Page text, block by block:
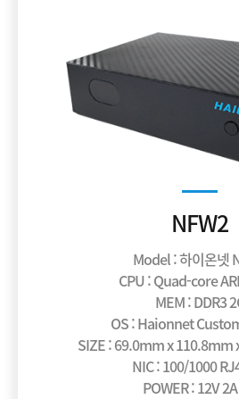
NFW2
Model : 하이온넷
CPU : Quad-core
MEM : DDR3
OS : Haionnet
SIZE : 69.0mm x 110.8mm
NIC : 100/1000
POWER : 12V